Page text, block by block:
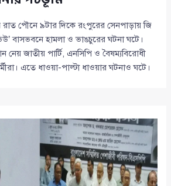
রাত পৌনে ৯টার দিকে রংপুরের সেনপাড়ায় জি
বাসভবনে হামলা ও ভাঙচুরের ঘটনা ঘটে।
নেয় জাতীয় পার্টি, এনসিপি ও বৈষম্যবিরোধী
এতে ধাওয়া-পাল্টা ধাওয়ার ঘটনাও ঘটে।